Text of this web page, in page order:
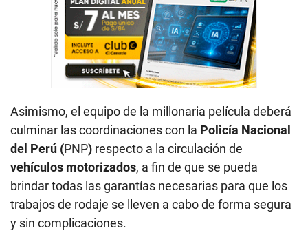
Asimismo, el equipo de la millonaria película deberá
culminar las coordinaciones con la Policía Nacional
del Perú (PNP) respecto a la circulación de
vehículos motorizados, a fin de que se pueda
brindar todas las garantías necesarias para que los
trabajos de rodaje se lleven a cabo de forma segura
y sin complicaciones.